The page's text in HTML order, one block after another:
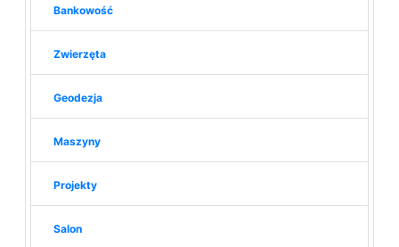
Bankowość
Zwierzęta
Geodezja
Maszyny
Projekty
Salon